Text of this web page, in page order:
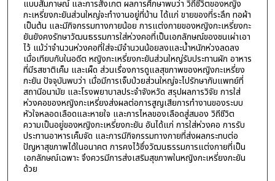
แบบสัมภาษณ์ และการสังเกต ผลการศึกษาพบว่า วิถีชีวิตของหญิง
กะเหรี่ยงกะยันส่วนใหญ่จะทำงานอยู่ที่บ้าน ได้แก่ ขายของที่ระลึก ทอผ้า
เป็นต้น และมีกิจกรรมทางกายน้อย การแต่งกายของหญิงกะเหรี่ยงกะ
ยันยังคงรักษาวัฒนธรรมการใส่ห่วงคอที่เป็นเอกลักษณ์ของชนเผ่าเอา
ไว้ แม้ว่าจำนวนห่วงคอที่ใส่จะมีจำนวนน้อยลงและน้ำหนักห่วงลดลง
เมื่อเทียบกับในอดีต หญิงกะเหรี่ยงกะยันส่วนใหญ่รับประทานผัก อาหาร
ที่มีรสชาติเค็ม และเผ็ด ส่วนเรื่องการดูแลสุขภาพของหญิงกะเหรี่ยง
กะยัน ปัจจุบันพบว่า เมื่อมีการเจ็บป่วยส่วนใหญ่จะไปรักษากับแพทย์ที่
สถานีอนามัย และโรงพยาบาลประจำจังหวัด สรุปผลการวิจัย การใส่
ห่วงคอของหญิงกะเหรี่ยงส่งผลต่อการสูญเสียการทำงานของระบบ
หัวใจหลอดเลือดและหายใจ และการไหลของเลือดสู่สมอง วิถีชีวิต
ความเป็นอยู่ของหญิงกะเหรี่ยงกะยัน อันได้แก่ การใส่ห่วงคอ การรับ
ประทานอาหารเค็มจัด และการมีกิจกรรมทางกายที่ส่งผลกระทบต่อ
ปัญหาสุขภาพได้ในอนาคต การคงไว้ซึ่งวัฒนธรรมการแต่งกายที่เป็น
เอกลักษณ์เฉพาะ จึงควรมีการส่งเสริมสุขภาพในหญิงกะเหรี่ยงกะยัน
ด้วย